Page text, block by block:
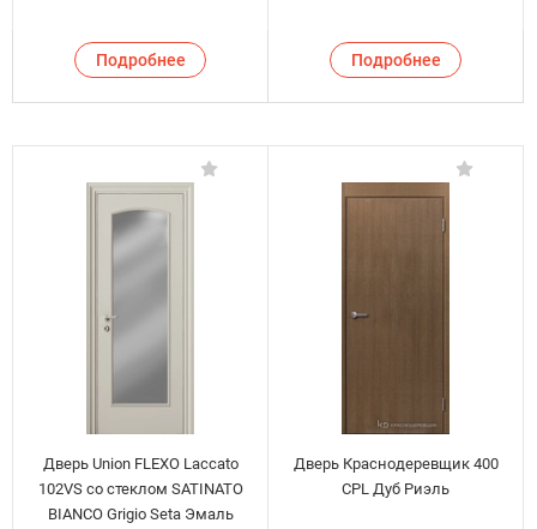
Подробнее Подробнее
Дверь Union FLEXO Laccato
102VS со стеклом SATINATO
BIANCO Grigio Seta Эмаль
Дверь Краснодеревщик 400
CPL Дуб Риэль